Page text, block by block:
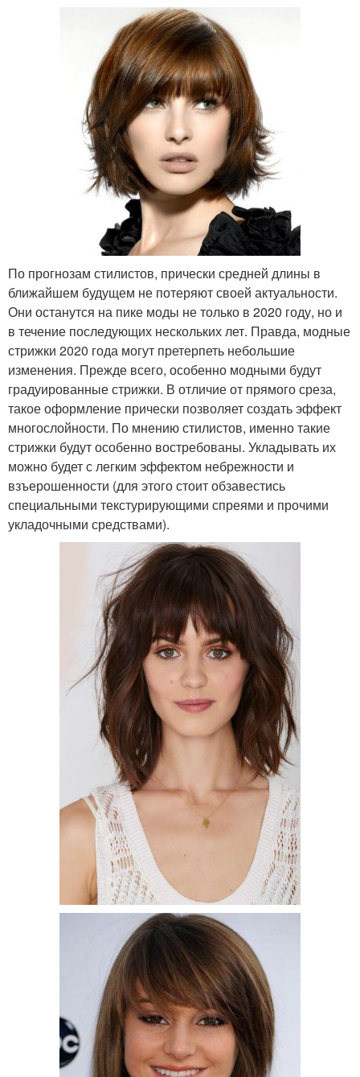
По прогнозам стилистов, прически средней длины в
ближайшем будущем не потеряют своей актуальности.
Они останутся на пике моды не только в 2020 году, но и
в течение последующих нескольких лет. Правда, модные
стрижки 2020 года могут претерпеть небольшие
изменения. Прежде всего, особенно модными будут
градуированные стрижки. В отличие от прямого среза,
такое оформление прически позволяет создать эффект
многослойности. По мнению стилистов, именно такие
стрижки будут особенно востребованы. Укладывать их
можно будет с легким эффектом небрежности и
взъерошенности (для этого стоит обзавестись
специальными текстурирующими спреями и прочими
укладочными средствами).